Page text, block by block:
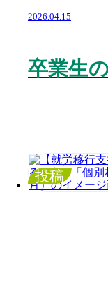
2026.04.15
卒業生
投稿